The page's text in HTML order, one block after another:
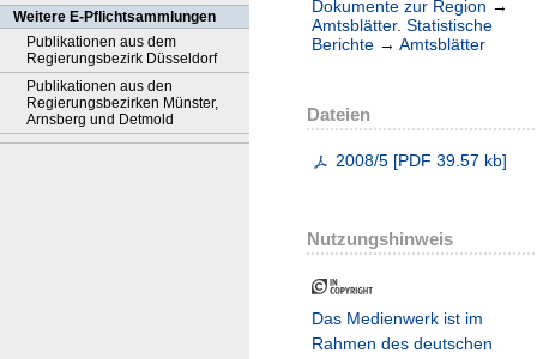
Weitere E-Pflichtsammlungen
Publikationen aus dem
Regierungsbezirk Düsseldorf
Publikationen aus den
Regierungsbezirken Münster,
Arnsberg und Detmold
Dokumente zur Region →
Amtsblätter. Statistische
Berichte → Amtsblätter
Dateien
2008/5 [PDF 39.57 kb]
Nutzungshinweis
Das Medienwerk ist im
Rahmen des deutschen